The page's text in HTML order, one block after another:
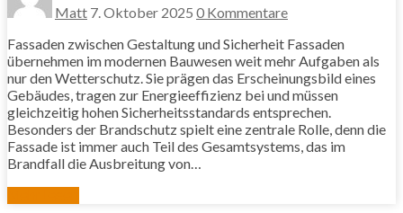
Matt 7. Oktober 2025 0 Kommentare
Fassaden zwischen Gestaltung und Sicherheit Fassaden
übernehmen im modernen Bauwesen weit mehr Aufgaben als
nur den Wetterschutz. Sie prägen das Erscheinungsbild eines
Gebäudes, tragen zur Energieeffizienz bei und müssen
gleichzeitig hohen Sicherheitsstandards entsprechen.
Besonders der Brandschutz spielt eine zentrale Rolle, denn die
Fassade ist immer auch Teil des Gesamtsystems, das im
Brandfall die Ausbreitung von…